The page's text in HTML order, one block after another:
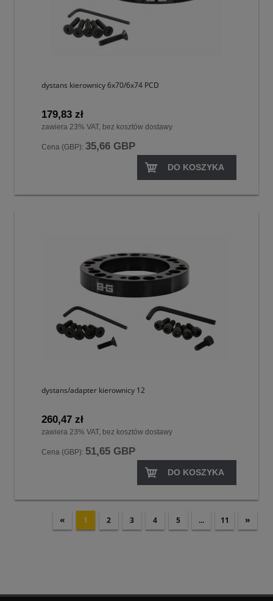
dystans kierownicy 6x70/6x74 PCD
179,83 zł
zawiera 23% VAT, bez kosztów dostawy
Cena (GBP): 35,66 GBP
DO KOSZYKA
dystans/adapter kierownicy 12
260,47 zł
zawiera 23% VAT, bez kosztów dostawy
Cena (GBP): 51,65 GBP
DO KOSZYKA
« 1 2 3 4 5 ... 11 »